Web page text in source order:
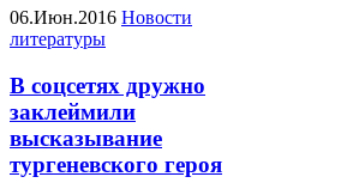
06.Июн.2016 Новости
литературы
В соцсетях дружно
заклеймили
высказывание
тургеневского героя